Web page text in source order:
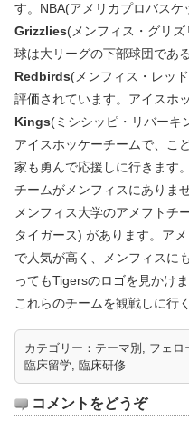
す。NBA(アメリカプロバスケ
Grizzlies(メンフィス・グリ
球は大リーグの下部球団であ
Redbirds(メンフィス・レッ
評価されています。アイスホ
Kings(ミシシッピ・リバーキ
アイスホッケーチームで、こ
家も勇んで応援しに行きます
チームがメンフィスにありま
メンフィス大学のアメフトチ
タイガース) があります。ア
で人気が高く、メンフィスに
ってもTigersのロゴを見かけ
これらのチームを観戦しに行
カテゴリー： テーマ別 , フェロ
臨床留学, 臨床研修
コメントをどうぞ